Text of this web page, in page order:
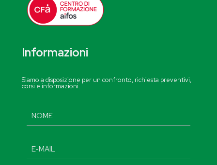
Informazioni
Siamo a disposizione per un confronto, richiesta preventivi,
corsi e informazioni.